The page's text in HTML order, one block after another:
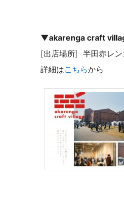
▼akarenga craft
[出店場所] 半田赤レ
詳細はこちらから